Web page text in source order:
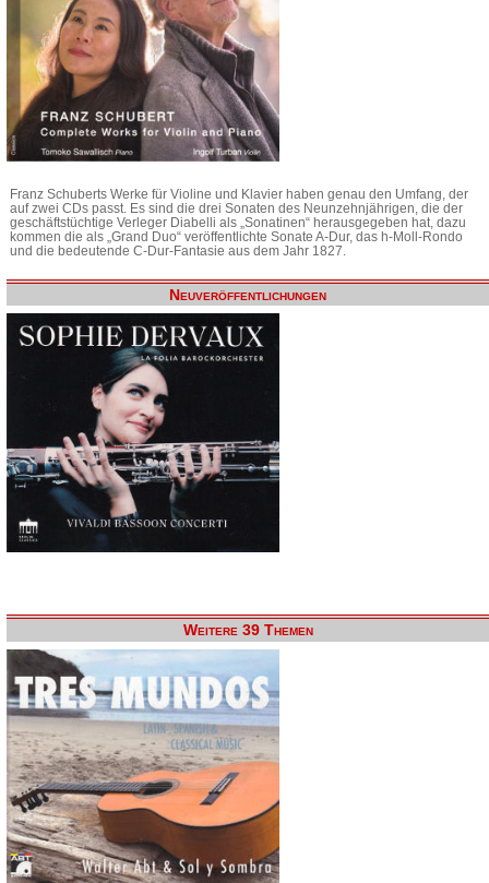
Franz Schuberts Werke für Violine und Klavier haben genau den Umfang, der
auf zwei CDs passt. Es sind die drei Sonaten des Neunzehnjährigen, die der
geschäftstüchtige Verleger Diabelli als „Sonatinen“ herausgegeben hat, dazu
kommen die als „Grand Duo“ veröffentlichte Sonate A-Dur, das h-Moll-Rondo
und die bedeutende C-Dur-Fantasie aus dem Jahr 1827.
Neuveröffentlichungen
Weitere 39 Themen